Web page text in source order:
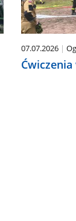
07.07.2026